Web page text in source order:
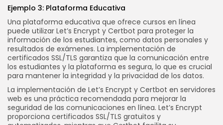
Ejemplo 3: Plataforma Educativa
Una plataforma educativa que ofrece cursos en línea
puede utilizar Let’s Encrypt y Certbot para proteger la
información de los estudiantes, como datos personales y
resultados de exámenes. La implementación de
certificados SSL/TLS garantiza que la comunicación entre
los estudiantes y la plataforma es segura, lo que es crucial
para mantener la integridad y la privacidad de los datos.
La implementación de Let’s Encrypt y Certbot en servidores
web es una práctica recomendada para mejorar la
seguridad de las comunicaciones en línea. Let’s Encrypt
proporciona certificados SSL/TLS gratuitos y